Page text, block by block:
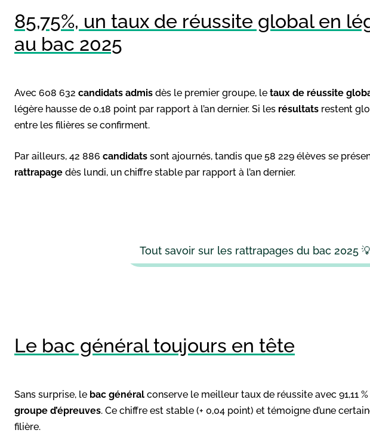
85,75%, un taux de réussite global en
au bac 2025
Avec 608 632 candidats admis dès le premier groupe, le taux de réussite
légère hausse de 0,18 point par rapport à l’an dernier. Si les résultats restent
entre les filières se confirment.
Par ailleurs, 42 886 candidats sont ajournés, tandis que 58 229 élèves se
rattrapage dès lundi, un chiffre stable par rapport à l’an dernier.
Tout savoir sur les rattrapages du bac 2025
Le bac général toujours en tête
Sans surprise, le bac général conserve le meilleur taux de réussite avec 91,11 %
groupe d’épreuves. Ce chiffre est stable (+ 0,04 point) et témoigne d’une
filière.